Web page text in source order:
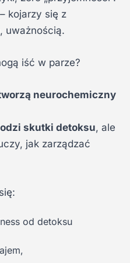
kojarzy się z
uważnością.
iść w parze?
neurochemiczny
skutki detoksu, ale
jak zarządzać
od detoksu